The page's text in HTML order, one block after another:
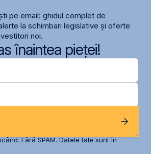
pe email: ghidul complet de
la schimbari legislative și oferte
noi.
înaintea pieței!
Fără SPAM. Datele tale sunt în